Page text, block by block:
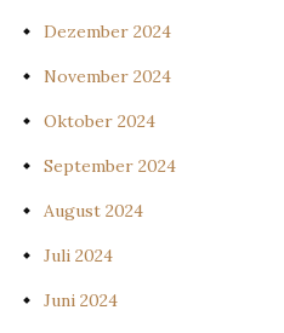
Dezember 2024
November 2024
Oktober 2024
September 2024
August 2024
Juli 2024
Juni 2024